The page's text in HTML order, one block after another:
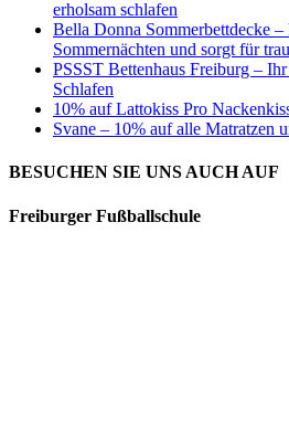
erholsam schlafen
Bella Donna Sommerbettdecke
Sommernächten und sorgt für
PSSST Bettenhaus Freiburg –
Schlafen
10% auf Lattokiss Pro
Svane – 10% auf alle Matratzen
BESUCHEN SIE UNS AUCH AUF
Freiburger Fußballschule